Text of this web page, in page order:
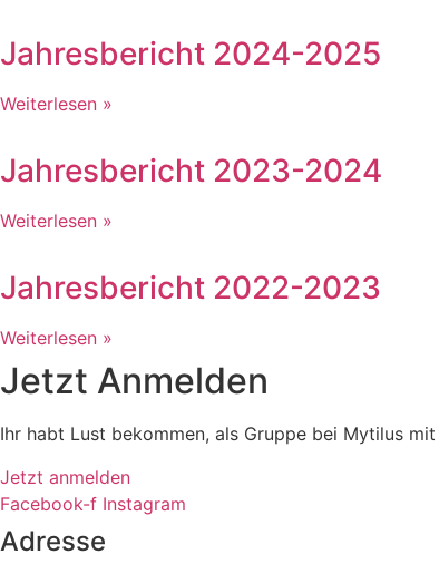
Jahresbericht 2024-2025
Weiterlesen »
Jahresbericht 2023-2024
Weiterlesen »
Jahresbericht 2022-2023
Weiterlesen »
Jetzt Anmelden
Ihr habt Lust bekommen, als Gruppe bei Mytilus
Jetzt anmelden
Facebook-f Instagram
Adresse